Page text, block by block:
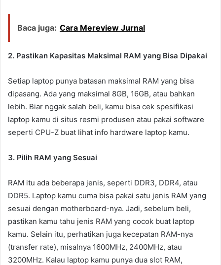
Baca juga: Cara Mereview Jurnal
2. Pastikan Kapasitas Maksimal RAM yang Bisa Dipakai
Setiap laptop punya batasan maksimal RAM yang bisa
dipasang. Ada yang maksimal 8GB, 16GB, atau bahkan
lebih. Biar nggak salah beli, kamu bisa cek spesifikasi
laptop kamu di situs resmi produsen atau pakai software
seperti CPU-Z buat lihat info hardware laptop kamu.
3. Pilih RAM yang Sesuai
RAM itu ada beberapa jenis, seperti DDR3, DDR4, atau
DDR5. Laptop kamu cuma bisa pakai satu jenis RAM yang
sesuai dengan motherboard-nya. Jadi, sebelum beli,
pastikan kamu tahu jenis RAM yang cocok buat laptop
kamu. Selain itu, perhatikan juga kecepatan RAM-nya
(transfer rate), misalnya 1600MHz, 2400MHz, atau
3200MHz. Kalau laptop kamu punya dua slot RAM,